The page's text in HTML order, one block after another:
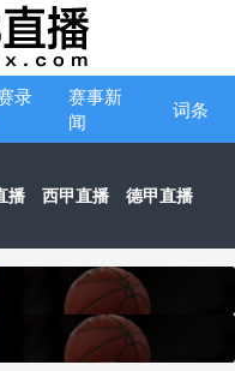
录
赛事新
闻
词条
播 西甲直播
德甲直播